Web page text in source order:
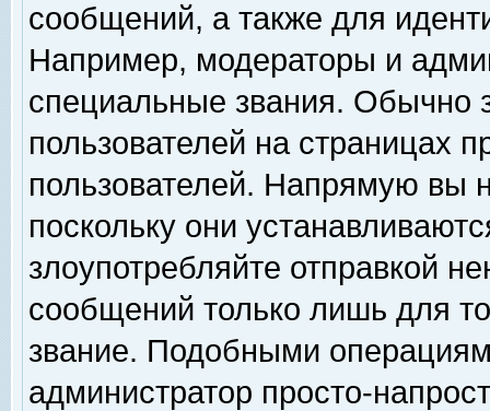
сообщений, а также для
Например, модераторы и
специальные звания. Обычно
пользователей на страницах
пользователей. Напрямую вы
поскольку они
злоупотребляйте отправкой
сообщений только лишь для
звание. Подобными
администратор просто-